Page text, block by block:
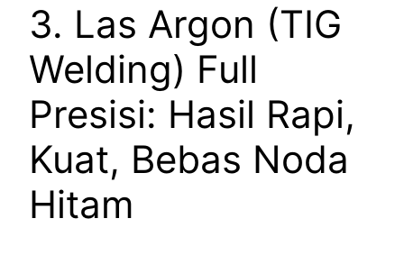
3. Las Argon (TIG
Welding) Full
Presisi: Hasil Rapi,
Kuat, Bebas Noda
Hitam